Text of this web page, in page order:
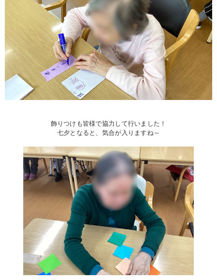
飾りつけも皆様で協力して行いました！
七夕となると、気合が入りますね～